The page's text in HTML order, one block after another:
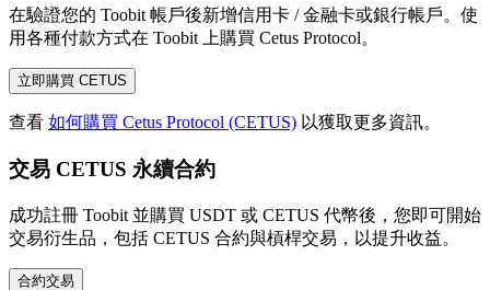
在驗證您的 Toobit 帳戶後新增信用卡 / 金融卡或銀行帳戶。使
用各種付款方式在 Toobit 上購買 Cetus Protocol。
立即購買 CETUS
查看 如何購買 Cetus Protocol (CETUS) 以獲取更多資訊。
交易 CETUS 永續合約
成功註冊 Toobit 並購買 USDT 或 CETUS 代幣後，您即可開始
交易衍生品，包括 CETUS 合約與槓桿交易，以提升收益。
合約交易